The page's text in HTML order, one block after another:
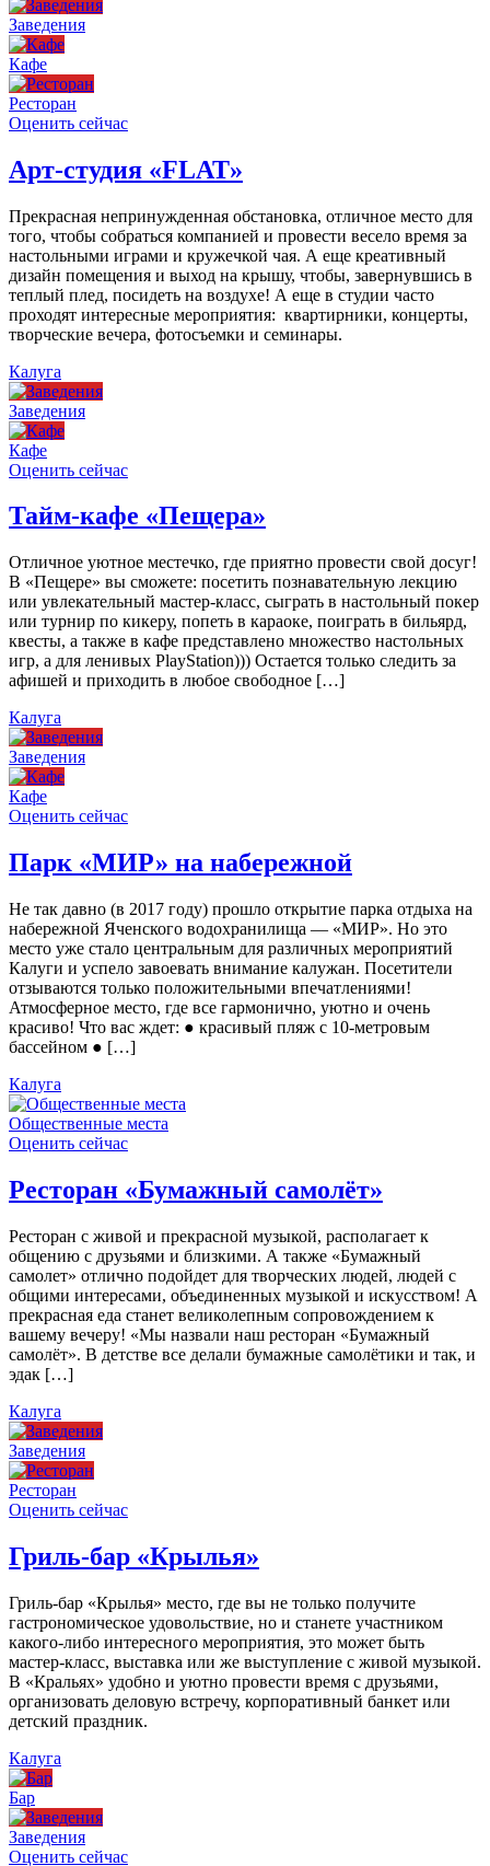
Заведения
Кафе
Ресторан
Оценить сейчас
Арт-студия «FLAT»
Прекрасная непринужденная обстановка, отличное место для
того, чтобы собраться компанией и провести весело время за
настольными играми и кружечкой чая. А еще креативный
дизайн помещения и выход на крышу, чтобы, завернувшись в
теплый плед, посидеть на воздухе! А еще в студии часто
проходят интересные мероприятия: квартирники, концерты,
творческие вечера, фотосъемки и семинары.
Калуга
Заведения
Кафе
Оценить сейчас
Тайм-кафе «Пещера»
Отличное уютное местечко, где приятно провести свой досуг!
В «Пещере» вы сможете: посетить познавательную лекцию
или увлекательный мастер-класс, сыграть в настольный покер
или турнир по кикеру, попеть в караоке, поиграть в бильярд,
квесты, а также в кафе представлено множество настольных
игр, а для ленивых PlayStation))) Остается только следить за
афишей и приходить в любое свободное […]
Калуга
Заведения
Кафе
Оценить сейчас
Парк «МИР» на набережной
Не так давно (в 2017 году) прошло открытие парка отдыха на
набережной Яченского водохранилища — «МИР». Но это
место уже стало центральным для различных мероприятий
Калуги и успело завоевать внимание калужан. Посетители
отзываются только положительными впечатлениями!
Атмосферное место, где все гармонично, уютно и очень
красиво! Что вас ждет: ● красивый пляж с 10-метровым
бассейном ● […]
Калуга
Общественные места
Оценить сейчас
Ресторан «Бумажный самолёт»
Ресторан с живой и прекрасной музыкой, располагает к
общению с друзьями и близкими. А также «Бумажный
самолет» отлично подойдет для творческих людей, людей с
общими интересами, объединенных музыкой и искусством! А
прекрасная еда станет великолепным сопровождением к
вашему вечеру! «Мы назвали наш ресторан «Бумажный
самолёт». В детстве все делали бумажные самолётики и так, и
эдак […]
Калуга
Заведения
Ресторан
Оценить сейчас
Гриль-бар «Крылья»
Гриль-бар «Крылья» место, где вы не только получите
гастрономическое удовольствие, но и станете участником
какого-либо интересного мероприятия, это может быть
мастер-класс, выставка или же выступление с живой музыкой.
В «Кральях» удобно и уютно провести время с друзьями,
организовать деловую встречу, корпоративный банкет или
детский праздник.
Калуга
Бар
Заведения
Оценить сейчас